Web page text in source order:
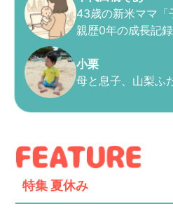
43歳の新米ママ「
親歴0年の成長記録
小栗
母と息子、山梨ふ
特集 夏休み